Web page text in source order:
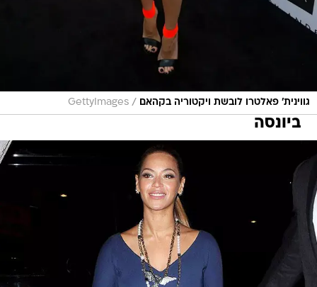
גווינית' פאלטרו לובשת ויקטוריה בקהאם /
GettyImages
ביונסה